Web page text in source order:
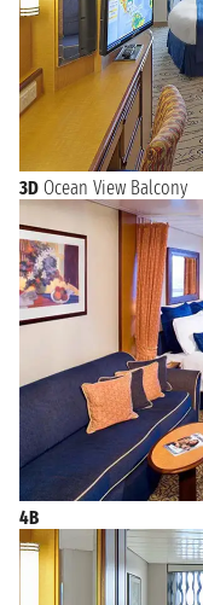
3D Ocean View Balcony
4B